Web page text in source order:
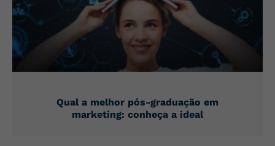
Qual a melhor pós-graduação em
marketing: conheça a ideal